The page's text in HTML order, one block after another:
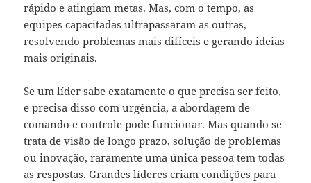
rápido e atingiam metas. Mas, com o tempo, as
equipes capacitadas ultrapassaram as outras,
resolvendo problemas mais difíceis e gerando ideias
mais originais.
Se um líder sabe exatamente o que precisa ser feito,
e precisa disso com urgência, a abordagem de
comando e controle pode funcionar. Mas quando se
trata de visão de longo prazo, solução de problemas
ou inovação, raramente uma única pessoa tem todas
as respostas. Grandes líderes criam condições para